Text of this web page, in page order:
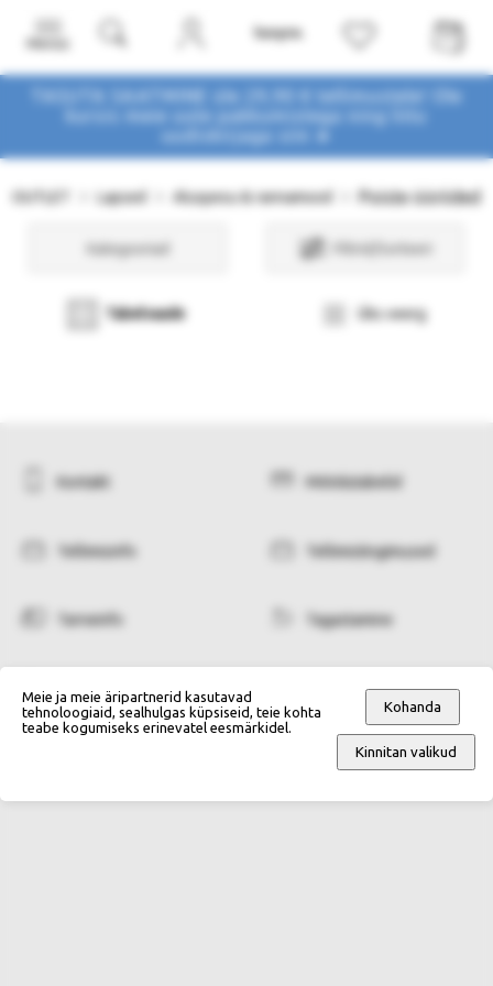
TASUTA SAATMINE üle 29,90 € tellimustele! Ole
kursis meie uute pakkumistega
uudiskirjaga siin ➤
Lapsed Aluspesu & rannamood Poiste ööriided
Kategooriad Filtrid/Sorteeri
Tabelvaade Üks veerg
Kontakt Mõõdutabelid
Tellimisinfo Tellimistingimused
Tarneinfo Tagastamine
Makseviisid Isikuandmete kaitse
Meie ja meie äripartnerid kasutavad
tehnoloogiaid, sealhulgas küpsiseid, teie kohta
teabe kogumiseks erinevatel eesmärkidel.
Kohanda
Kinnitan valikud